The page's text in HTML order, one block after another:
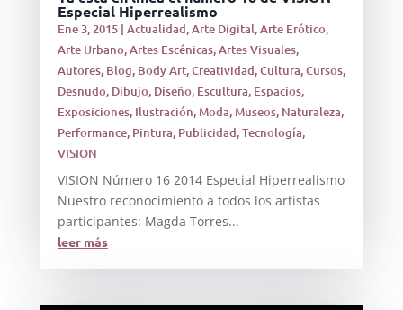
Especial Hiperrealismo
Ene 3, 2015| Actualidad,Arte Digital,Arte Erótico,
Arte Urbano,Artes Escénicas,Artes Visuales,
Autores, Blog, Body Art,Creatividad,Cultura,Cursos,
Desnudo, Dibujo, Diseño, Escultura, Espacios,
Exposiciones, Ilustración,Moda,Museos, Naturaleza,
Performance, Pintura, Publicidad,Tecnología,
VISION
VISION Número 16 2014 Especial Hiperrealismo
Nuestro reconocimiento a todos los artistas
participantes: Magda Torres...
leer más